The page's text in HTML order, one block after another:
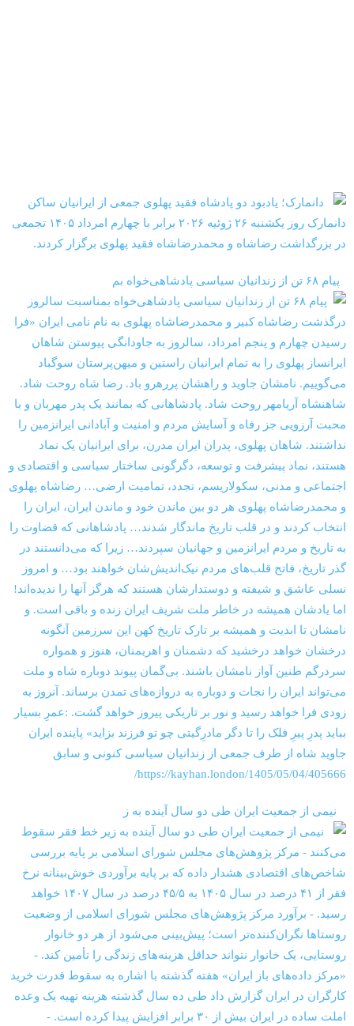
‏‏ ‏ پیام ۶۸ تن از زندانیان سیاسی پادشاهی‌خواه بم
‏‏‏ ‏‏ ‏ نیمی از جمعیت ایران طی دو سال آینده به ز